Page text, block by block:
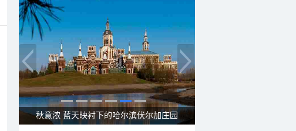
秋意浓 蓝天映衬下的哈尔滨伏尔加庄园